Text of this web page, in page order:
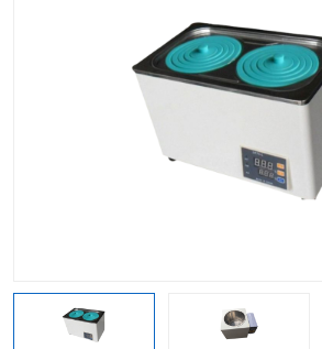
多功
单层玻璃反应釜 低温
电动